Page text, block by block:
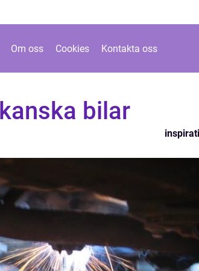
Om oss Cookies Kontakta oss
bilar